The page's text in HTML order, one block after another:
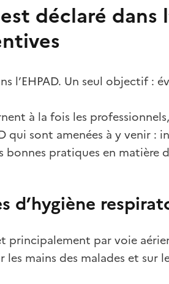
déclaré dans
l’EHPAD. Un seul objectif :
à la fois les
qui sont amenées à y venir
pratiques en matière
d’hygiène
principalement par voie
les mains des malades et sur